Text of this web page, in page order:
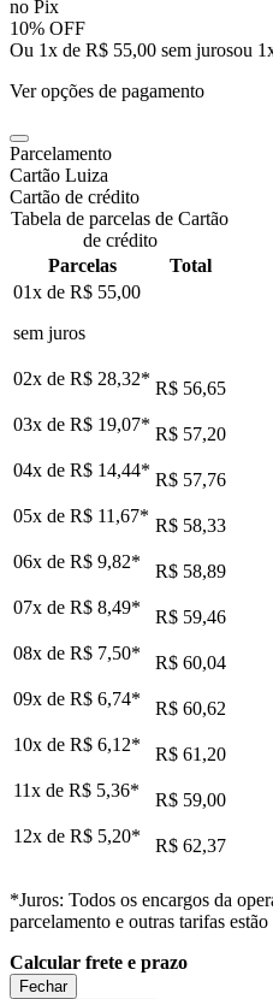
no Pix
10% OFF
Ou 1x de R$ 55,00 sem jurosou 1
Ver opções de pagamento
Parcelamento
Cartão Luiza
Cartão de crédito
Tabela de parcelas de Cartão
de crédito
Parcelas
Total
01x de R$ 55,00
sem juros
02x de R$ 28,32* R$ 56,65
03x de R$ 19,07* R$ 57,20
04x de R$ 14,44* R$ 57,76
05x de R$ 11,67* R$ 58,33
06x de R$ 9,82*
R$ 58,89
07x de R$ 8,49*
R$ 59,46
08x de R$ 7,50*
R$ 60,04
09x de R$ 6,74*
R$ 60,62
10x de R$ 6,12*
R$ 61,20
11x de R$ 5,36*
R$ 59,00
12x de R$ 5,20* R$ 62,37
*Juros: Todos os encargos da
parcelamento e outras tarifas
Calcular frete e prazo
Fechar